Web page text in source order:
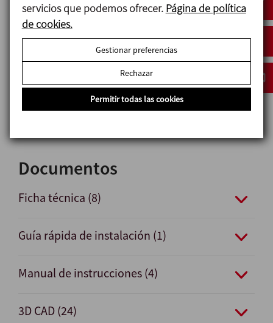
Opciones
Distintos tipos de manetas.
Actuador neumático de simple y doble efecto o
actuador eléctrico.
Detectores de posición inductivos.
Cabezal de control C-TOP S.
Disponible en versión ATEX.
Documentos
Ficha técnica (8)
Guía rápida de instalación (1)
Manual de instrucciones (4)
3D CAD (24)
servicios que podemos ofrecer. Página de política
de cookies.
Gestionar preferencias
Rechazar
Permitir todas las cookies